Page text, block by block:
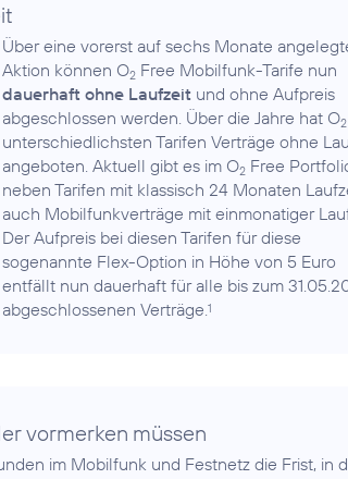
Über eine vorerst auf sechs Monate
Aktion können O2Free Mobilfunk-Tarife nun
dauerhaft ohne Laufzeit und ohne Aufpreis
abgeschlossen werden. Über die Jahre hat O2
unterschiedlichsten Tarifen Verträge ohne
angeboten. Aktuell gibt es im O2Free
neben Tarifen mit klassisch 24 Monaten
auch Mobilfunkverträge mit einmonatiger
Der Aufpreis bei diesen Tarifen für diese
sogenannte Flex-Option in Höhe von 5 Euro
entfällt nun dauerhaft für alle bis zum
abgeschlossenen Verträge.1
vormerken müssen
im Mobilfunk und Festnetz die Frist, in